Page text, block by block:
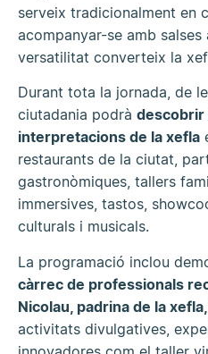
serveix tradicionalment en
acompanyar-se amb salses
versatilitat converteix la
Durant tota la jornada, de
ciutadania podrà descobrir
interpretacions de la xefla
restaurants de la ciutat,
gastronòmiques, tallers
immersives, tastos,
culturals i musicals.
La programació inclou
càrrec de professionals
Nicolau, padrina de la
activitats divulgatives,